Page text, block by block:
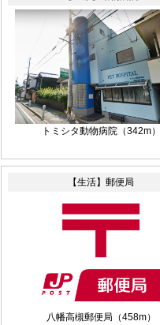
トミシタ動物病院（342m）
【生活】郵便局
八幡高槻郵便局 （458m）